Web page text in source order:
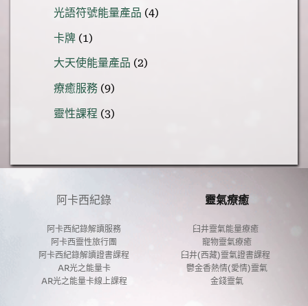
品
光語符號能量產品 44
卡牌 11
產
品
大天使能量產品 22
療癒服務 99
產
靈性課程 33
阿卡西紀錄
阿卡西紀錄解讀服務
阿卡西靈性旅行團
阿卡西紀錄解讀證書課程
AR光之能量卡
AR光之能量卡線上課程
靈氣療癒
臼井靈氣能量療癒
寵物靈氣療癒
臼井(西藏)靈氣證書課程
鬱金香熱情(愛情)靈氣
金錢靈氣